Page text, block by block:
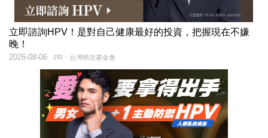
立即諮詢HPV！是對自己健康最好的投資，把握現在不嫌
晚！
PR・台灣癌症基金會
2026-08-06